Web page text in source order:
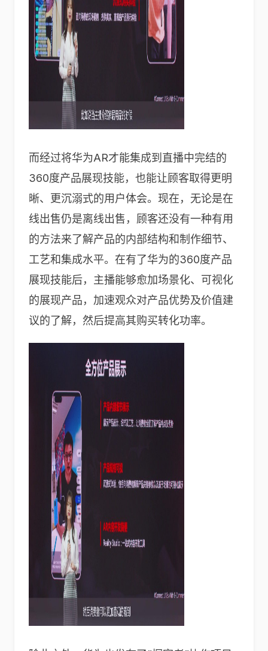
而经过将华为AR才能集成到直播中完结的
360度产品展现技能，也能让顾客取得更明
晰、更沉溺式的用户体会。现在，无论是在
线出售仍是离线出售，顾客还没有一种有用
的方法来了解产品的内部结构和制作细节、
工艺和集成水平。在有了华为的360度产品
展现技能后，主播能够愈加场景化、可视化
的展现产品，加速观众对产品优势及价值建
议的了解，然后提高其购买转化功率。